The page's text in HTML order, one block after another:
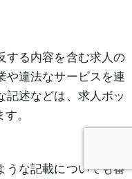
する内容を含む求人の
や違法なサービスを連
記述などは、求人ボッ
。
うな記載についても審